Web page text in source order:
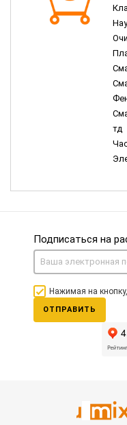
тд
Подписаться на
Нажимая на
ОТПРАВИТЬ